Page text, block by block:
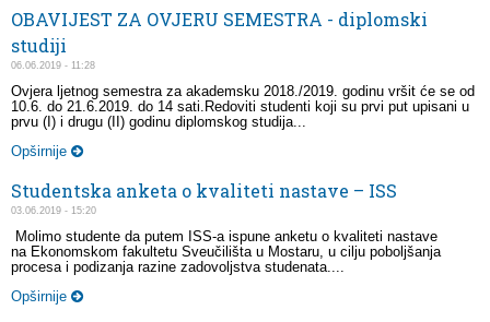
OBAVIJEST ZA OVJERU SEMESTRA - diplomski
studiji
06.06.2019 - 11:28
Ovjera ljetnog semestra za akademsku 2018./2019. godinu vršit će se od
10.6. do 21.6.2019. do 14 sati.Redoviti studenti koji su prvi put upisani u
prvu (I) i drugu (II) godinu diplomskog studija...
Opširnije
Studentska anketa o kvaliteti nastave – ISS
03.06.2019 - 15:20
Molimo studente da putem ISS-a ispune anketu o kvaliteti nastave
na Ekonomskom fakultetu Sveučilišta u Mostaru, u cilju poboljšanja
procesa i podizanja razine zadovoljstva studenata....
Opširnije